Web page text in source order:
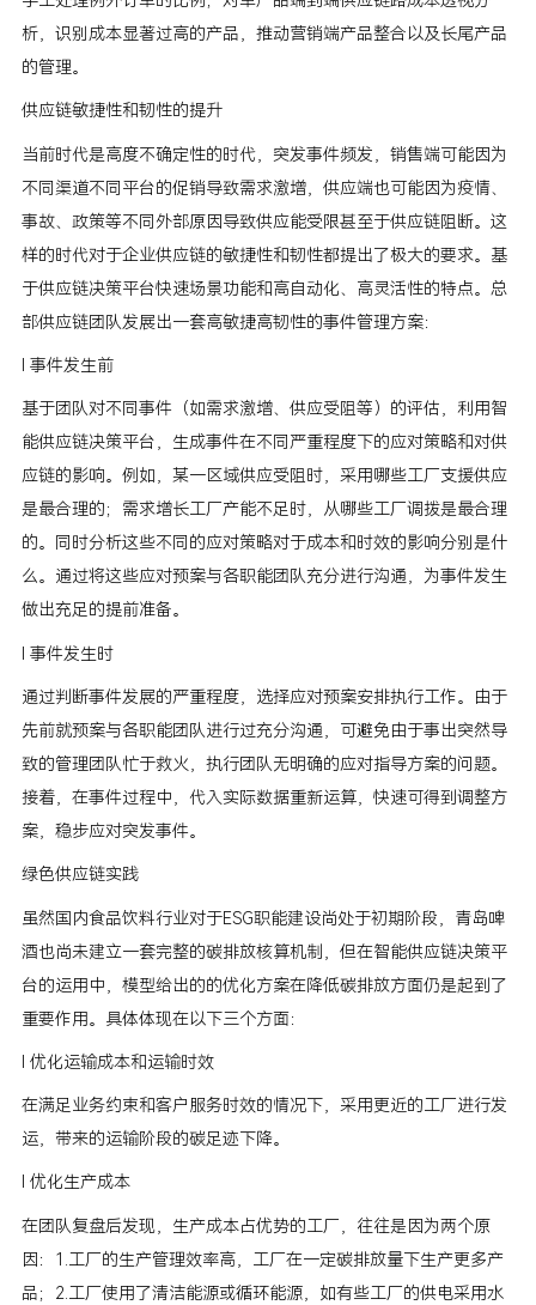
析，识别成本显著过高的产品，推动营销端产品整合以及长尾产品
的管理。
供应链敏捷性和韧性的提升
当前时代是高度不确定性的时代，突发事件频发，销售端可能因为
不同渠道不同平台的促销导致需求激增，供应端也可能因为疫情、
事故、政策等不同外部原因导致供应能受限甚至于供应链阻断。这
样的时代对于企业供应链的敏捷性和韧性都提出了极大的要求。基
于供应链决策平台快速场景功能和高自动化、高灵活性的特点。总
部供应链团队发展出一套高敏捷高韧性的事件管理方案：
l 事件发生前
基于团队对不同事件（如需求激增、供应受阻等）的评估，利用智
能供应链决策平台，生成事件在不同严重程度下的应对策略和对供
应链的影响。例如，某一区域供应受阻时，采用哪些工厂支援供应
是最合理的；需求增长工厂产能不足时，从哪些工厂调拨是最合理
的。同时分析这些不同的应对策略对于成本和时效的影响分别是什
么。通过将这些应对预案与各职能团队充分进行沟通，为事件发生
做出充足的提前准备。
l 事件发生时
通过判断事件发展的严重程度，选择应对预案安排执行工作。由于
先前就预案与各职能团队进行过充分沟通，可避免由于事出突然导
致的管理团队忙于救火，执行团队无明确的应对指导方案的问题。
接着，在事件过程中，代入实际数据重新运算，快速可得到调整方
案，稳步应对突发事件。
绿色供应链实践
虽然国内食品饮料行业对于ESG职能建设尚处于初期阶段，青岛啤
酒也尚未建立一套完整的碳排放核算机制，但在智能供应链决策平
台的运用中，模型给出的的优化方案在降低碳排放方面仍是起到了
重要作用。具体体现在以下三个方面：
l 优化运输成本和运输时效
在满足业务约束和客户服务时效的情况下，采用更近的工厂进行发
运，带来的运输阶段的碳足迹下降。
l 优化生产成本
在团队复盘后发现，生产成本占优势的工厂，往往是因为两个原
因：1.工厂的生产管理效率高，工厂在一定碳排放量下生产更多产
品；2.工厂使用了清洁能源或循环能源，如有些工厂的供电采用水